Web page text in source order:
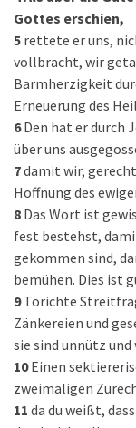
Gottes erschien,
5 rettete er uns,
vollbracht, wir
Barmherzigkeit
Erneuerung des
6 Den hat er durch
über uns
7damit wir,
Hoffnung des
8 Das Wort ist
fest bestehst,
gekommen sind,
bemühen. Dies ist
9 Törichte
Zänkereien und
sie sind unnütz
10 Einen
zweimaligen
11 da du weißt,